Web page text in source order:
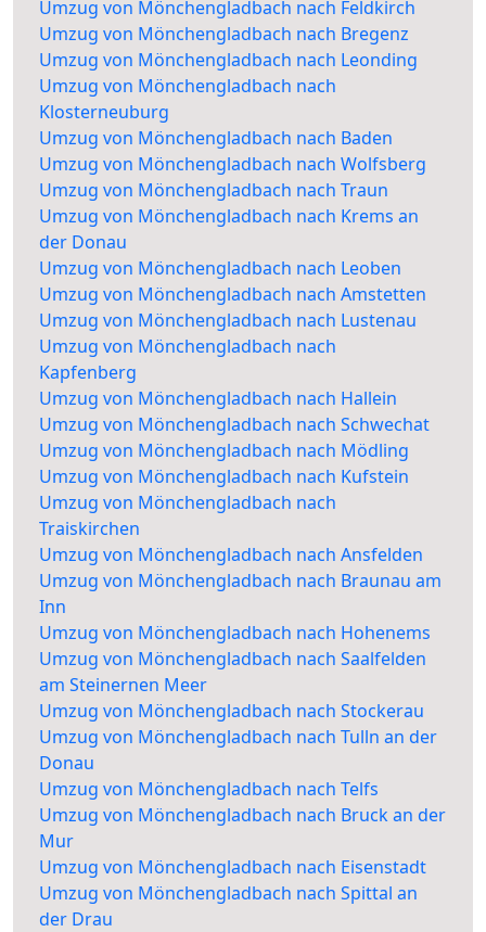
Umzug von Mönchengladbach nach Feldkirch
Umzug von Mönchengladbach nach Bregenz
Umzug von Mönchengladbach nach Leonding
Umzug von Mönchengladbach nach
Klosterneuburg
Umzug von Mönchengladbach nach Baden
Umzug von Mönchengladbach nach Wolfsberg
Umzug von Mönchengladbach nach Traun
Umzug von Mönchengladbach nach Krems an
der Donau
Umzug von Mönchengladbach nach Leoben
Umzug von Mönchengladbach nach Amstetten
Umzug von Mönchengladbach nach Lustenau
Umzug von Mönchengladbach nach
Kapfenberg
Umzug von Mönchengladbach nach Hallein
Umzug von Mönchengladbach nach Schwechat
Umzug von Mönchengladbach nach Mödling
Umzug von Mönchengladbach nach Kufstein
Umzug von Mönchengladbach nach
Traiskirchen
Umzug von Mönchengladbach nach Ansfelden
Umzug von Mönchengladbach nach Braunau am
Inn
Umzug von Mönchengladbach nach Hohenems
Umzug von Mönchengladbach nach Saalfelden
am Steinernen Meer
Umzug von Mönchengladbach nach Stockerau
Umzug von Mönchengladbach nach Tulln an der
Donau
Umzug von Mönchengladbach nach Telfs
Umzug von Mönchengladbach nach Bruck an der
Mur
Umzug von Mönchengladbach nach Eisenstadt
Umzug von Mönchengladbach nach Spittal an
der Drau